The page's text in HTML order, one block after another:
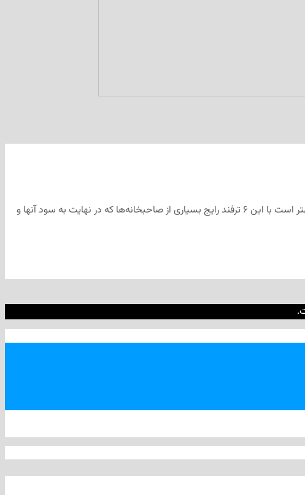
اگر شما هم جزو کسانی هستید که قرار است به زودی قرارداد اجاره‌تان را تمدید کنید و یا اینکه به دنبال یک خانه دیگر برای اجاره هستید، بهتر است با این ۶ ترفند رایج بسیاری از صاحبخانه‌ها که در نهایت به سود آنها و